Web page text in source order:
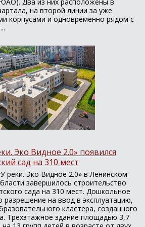
на второй линии за уже
корпусами и одновременно рядом с
Эко Видное 2.0» появился
сад на 310 мест
реки. Эко Видное 2.0» в Ленинском
завершилось строительство
сада на 310 мест. Дошкольное
разрешение на ввод в эксплуатацию,
кластера, созданного
Трехэтажное здание площадью 3,7